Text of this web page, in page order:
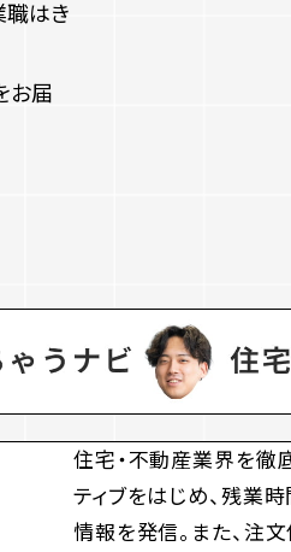
職はき
お届
住宅・不動産業界を徹
ティブをはじめ、残業
情報を発信。また、注